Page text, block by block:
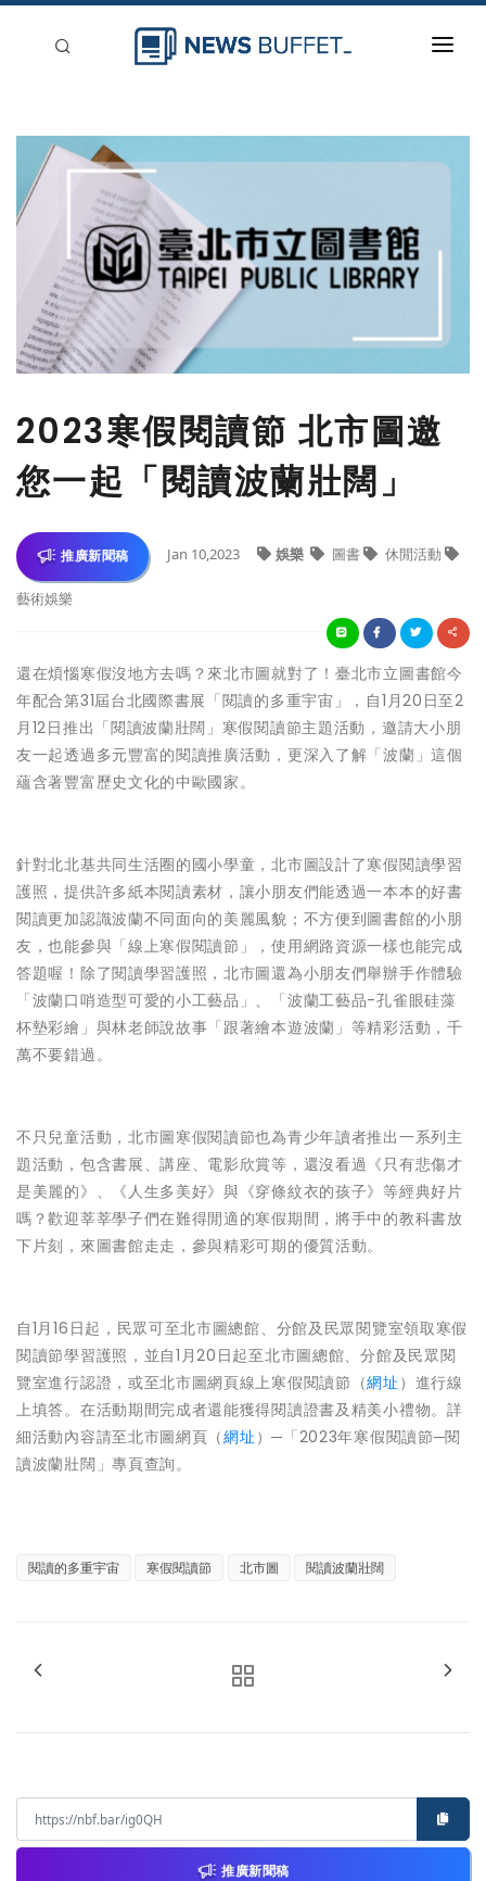
新聞稿分類
刊登
2023寒假閱讀節 北市圖邀
您一起「閱讀波蘭壯闊」
推廣新聞稿 Jan 10,2023 娛樂 圖書 休閒活動
藝術娛樂
還在煩惱寒假沒地方去嗎？來北市圖就對了！臺北市立圖書館今
年配合第31屆台北國際書展「閱讀的多重宇宙」，自1月20日至2
月12日推出「閱讀波蘭壯闊」寒假閱讀節主題活動，邀請大小朋
友一起透過多元豐富的閱讀推廣活動，更深入了解「波蘭」這個
蘊含著豐富歷史文化的中歐國家。
針對北北基共同生活圈的國小學童，北市圖設計了寒假閱讀學習
護照，提供許多紙本閱讀素材，讓小朋友們能透過一本本的好書
閱讀更加認識波蘭不同面向的美麗風貌；不方便到圖書館的小朋
友，也能參與「線上寒假閱讀節」，使用網路資源一樣也能完成
答題喔！除了閱讀學習護照，北市圖還為小朋友們舉辦手作體驗
「波蘭口哨造型可愛的小工藝品」、「波蘭工藝品-孔雀眼硅藻
杯墊彩繪」與林老師說故事「跟著繪本遊波蘭」等精彩活動，千
萬不要錯過。
不只兒童活動，北市圖寒假閱讀節也為青少年讀者推出一系列主
題活動，包含書展、講座、電影欣賞等，還沒看過《只有悲傷才
是美麗的》、《人生多美好》與《穿條紋衣的孩子》等經典好片
嗎？歡迎莘莘學子們在難得閒適的寒假期間，將手中的教科書放
下片刻，來圖書館走走，參與精彩可期的優質活動。
自1月16日起，民眾可至北市圖總館、分館及民眾閱覽室領取寒假
閱讀節學習護照，並自1月20日起至北市圖總館、分館及民眾閱
覽室進行認證，或至北市圖網頁線上寒假閱讀節（網址）進行線
上填答。在活動期間完成者還能獲得閱讀證書及精美小禮物。詳
細活動內容請至北市圖網頁（網址）─「2023年寒假閱讀節─閱
讀波蘭壯闊」專頁查詢。
閱讀的多重宇宙 寒假閱讀節 北市圖 閱讀波蘭壯闊
推廣新聞稿